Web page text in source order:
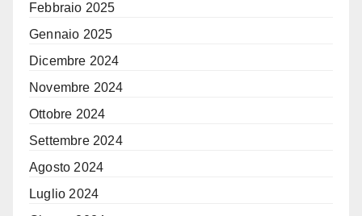
Febbraio 2025
Gennaio 2025
Dicembre 2024
Novembre 2024
Ottobre 2024
Settembre 2024
Agosto 2024
Luglio 2024